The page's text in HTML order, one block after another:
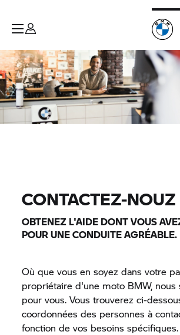
CONTACTEZ-NOUZ
OBTENEZ L'AIDE DONT VOUS
POUR UNE CONDUITE AGRÉABLE.
Où que vous en soyez dans votre
propriétaire d'une moto BMW, nous
pour vous. Vous trouverez ci-
coordonnées des personnes à
fonction de vos besoins spécifiques.